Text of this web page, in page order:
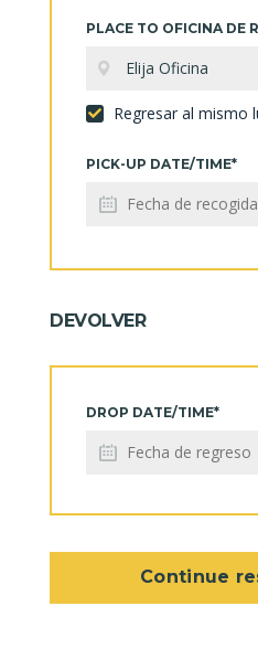
PLACE TO OFICINA DE
Elija Oficina
Regresar al mismo
PICK-UP DATE/TIME*
DEVOLVER
DROP DATE/TIME*
Continue